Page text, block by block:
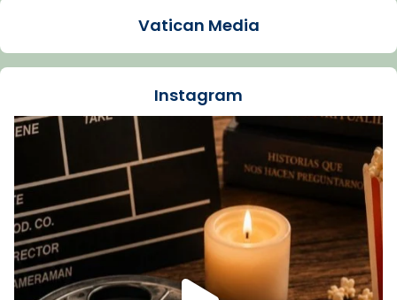
La Carmina va patir depressió. Fa gairebé
dos mesos, a l'Estadi Lluís Companys, la
Recupera l'entrevista comp
Vatican
tican News 👇
www.vaticannews.va/es/iglesia/news/2026-
07/carmina-historia-depresion-papa-viaje-
espana-testimoni...
Foto
View on Facebook · Share
Vatican Media
Instagram